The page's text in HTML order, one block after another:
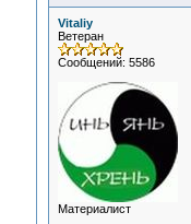
Vitaliy
Ветеран
Сообщений: 5586
Материалист